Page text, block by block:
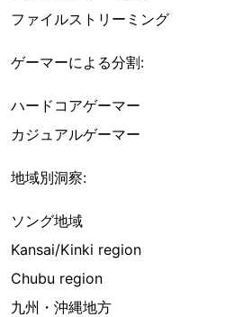
ファイルストリーミング
ゲーマーによる分割:
ハードコアゲーマー
カジュアルゲーマー
地域別洞察:
ソング地域
Kansai/Kinki region
Chubu region
九州・沖縄地方